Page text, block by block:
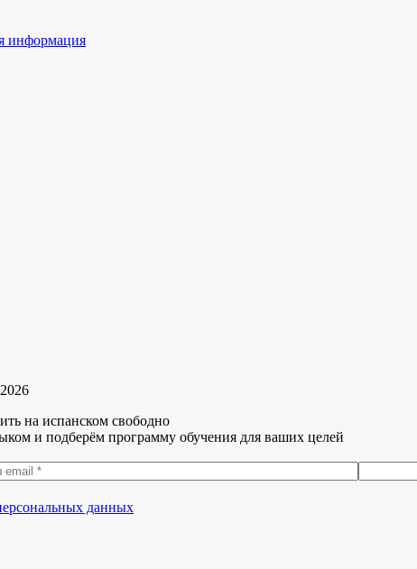
информация
на испанском свободно
и подберём программу обучения для ваших целей
данных